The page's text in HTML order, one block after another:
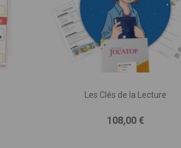
Les Clés de la Lecture
Prix
108,00 €